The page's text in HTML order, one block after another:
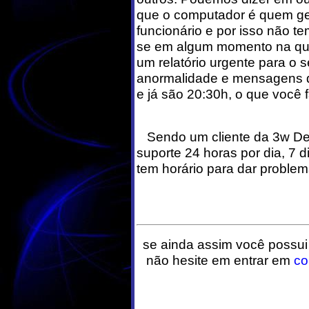
que o computador é quem
funcionário e por isso não
se em algum momento na
um relatório urgente para o
anormalidade e mensagens
e já são 20:30h, o que você
Sendo um cliente da 3w
suporte 24 horas por dia, 7
tem horário para dar
se ainda assim você
não hesite em entrar em